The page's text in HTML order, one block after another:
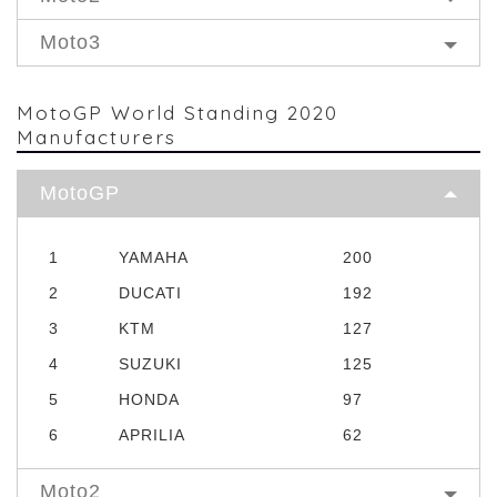
Moto3
MotoGP World Standing 2020
Manufacturers
MotoGP
1 YAMAHA
200
2
DUCATI
192
3
KTM
127
4
SUZUKI
125
5
HONDA
97
6
APRILIA 62
Moto2